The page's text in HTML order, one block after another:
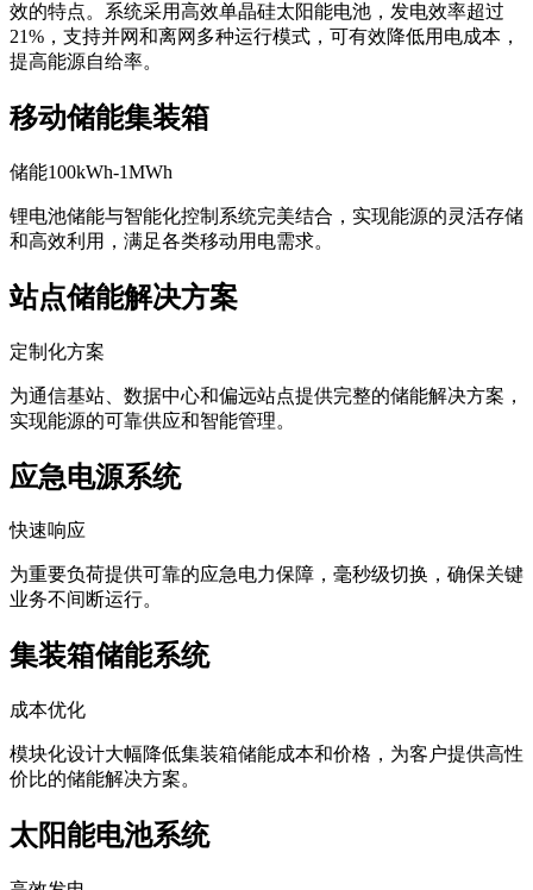
效的特点。系统采用高效单晶硅太阳能电池，发电效率超过
21%，支持并网和离网多种运行模式，可有效降低用电成本，
提高能源自给率。
移动储能集装箱
储能100kWh-1MWh
锂电池储能与智能化控制系统完美结合，实现能源的灵活存储
和高效利用，满足各类移动用电需求。
站点储能解决方案
定制化方案
为通信基站、数据中心和偏远站点提供完整的储能解决方案，
实现能源的可靠供应和智能管理。
应急电源系统
快速响应
为重要负荷提供可靠的应急电力保障，毫秒级切换，确保关键
业务不间断运行。
集装箱储能系统
成本优化
模块化设计大幅降低集装箱储能成本和价格，为客户提供高性
价比的储能解决方案。
太阳能电池系统